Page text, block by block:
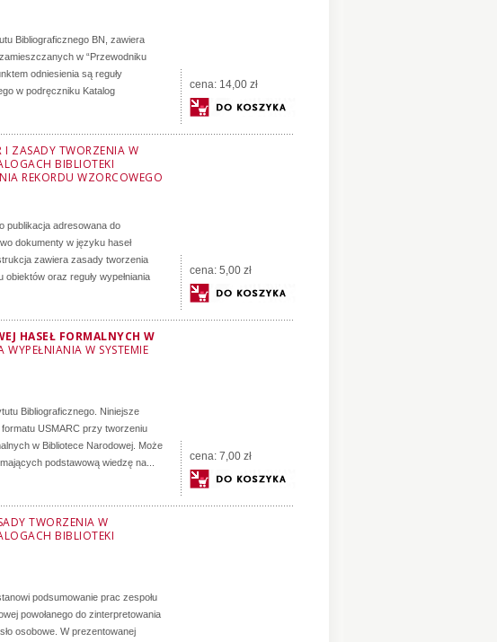
Bibliograficznego BN, zawiera
w “Przewodniku
odniesienia są reguły
w podręczniku Katalog
cena: 14,00 zł
I ZASADY TWORZENIA W
BIBLIOTEKI
REKORDU WZORCOWEGO
publikacja adresowana do
dokumenty w języku haseł
zawiera zasady tworzenia
oraz reguły wypełniania
cena: 5,00 zł
HASEŁ FORMALNYCH W
WYPEŁNIANIA W SYSTEMIE
Bibliograficznego. Niniejsze
USMARC przy tworzeniu
w Bibliotece Narodowej. Może
podstawową wiedzę na...
cena: 7,00 zł
TWORZENIA W
BIBLIOTEKI
podsumowanie prac zespołu
powołanego do zinterpretowania
osobowe. W prezentowanej